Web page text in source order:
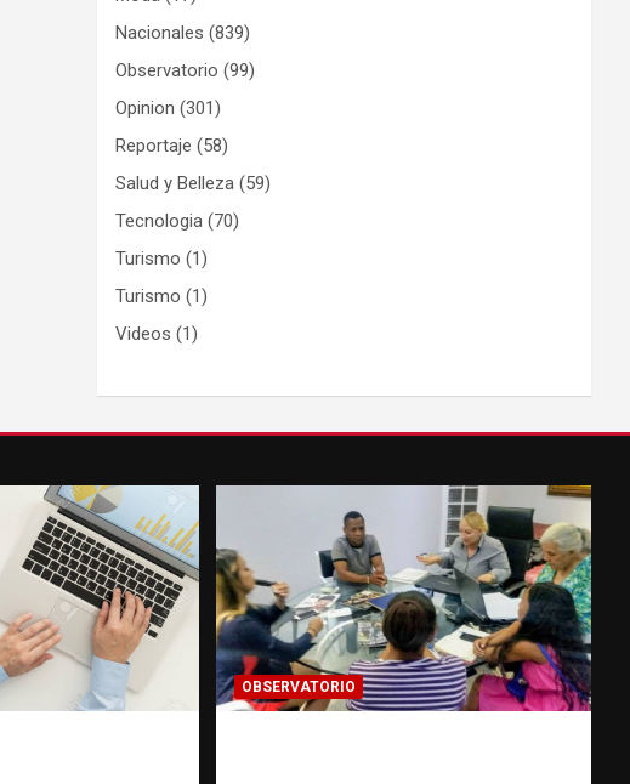
Nacionales (839)
Observatorio (99)
Opinion (301)
Reportaje (58)
Salud y Belleza (59)
Tecnologia (70)
Turismo (1)
Turismo (1)
Videos (1)
OBSERVATORIO